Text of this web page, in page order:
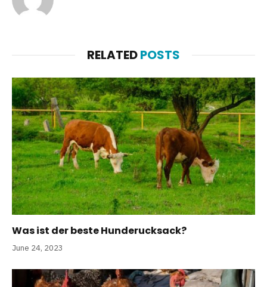
RELATEDPOSTS
Was ist der beste Hunderucksack?
June 24, 2023